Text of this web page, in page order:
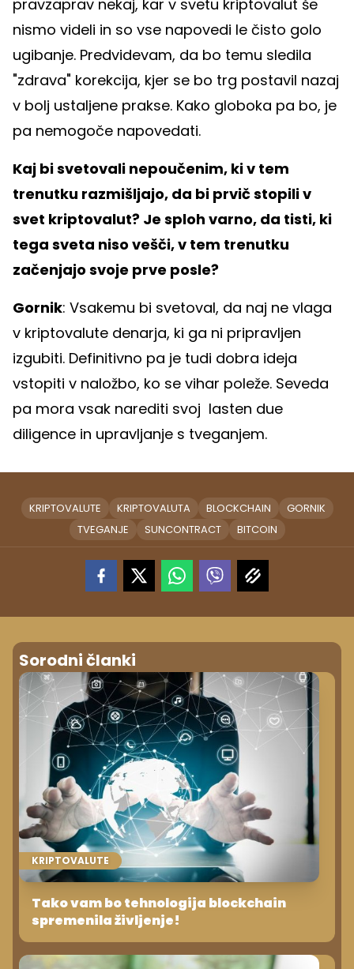
pravzaprav nekaj, kar v svetu kriptovalut še
nismo videli in so vse napovedi le čisto golo
ugibanje. Predvidevam, da bo temu sledila
"zdrava" korekcija, kjer se bo trg postavil nazaj
v bolj ustaljene prakse. Kako globoka pa bo, je
pa nemogoče napovedati.
Kaj bi svetovali nepoučenim, ki v tem
trenutku razmišljajo, da bi prvič stopili v
svet kriptovalut? Je sploh varno, da tisti, ki
tega sveta niso vešči, v tem trenutku
začenjajo svoje prve posle?
Gornik: Vsakemu bi svetoval, da naj ne vlaga
v kriptovalute denarja, ki ga ni pripravljen
izgubiti. Definitivno pa je tudi dobra ideja
vstopiti v naložbo, ko se vihar poleže. Seveda
pa mora vsak narediti svoj lasten due
diligence in upravljanje s tveganjem.
KRIPTOVALUTE KRIPTOVALUTA BLOCKCHAIN
GORNIK
TVEGANJE
SUNCONTRACT BITCOIN
Sorodni članki
KRIPTOVALUTE
Tako vam bo tehnologija blockchain
spremenila življenje!